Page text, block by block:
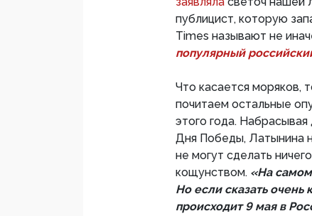
публицист, которую
Times называют не
популярный
Что касается моряков,
почитаем остальные
этого года.
Дня Победы, Латынина
не могут сделать
кощунством. «На самом
Но если сказать
происходит 9 мая в